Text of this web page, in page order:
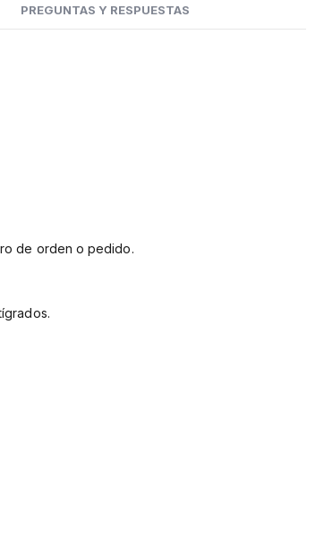
PREGUNTAS Y RESPUESTAS
de orden o pedido.